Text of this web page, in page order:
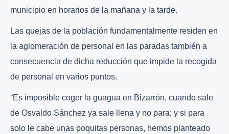
municipio en horarios de la mañana y la tarde.
Las quejas de la población fundamentalmente residen en
la aglomeración de personal en las paradas también a
consecuencia de dicha reducción que impide la recogida
de personal en varios puntos.
“Es imposible coger la guagua en Bizarrón, cuando sale
de Osvaldo Sánchez ya sale llena y no para; y si para
solo le cabe unas poquitas personas, hemos planteado